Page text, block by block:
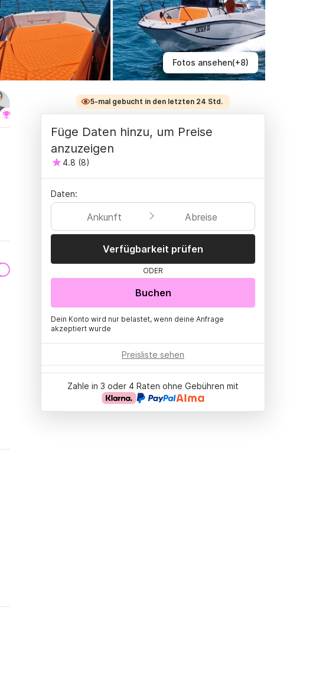
Fotos ansehen(+8)
5-mal gebucht in den letzten 24 Std.
Füge Daten hinzu, um Preise
anzuzeigen
4.8 (8)
Daten:
Ankunft Abreise
Verfügbarkeit prüfen
ODER
Buchen
Dein Konto wird nur belastet, wenn deine Anfrage
akzeptiert wurde
Preisliste sehen
Zahle in 3 oder 4 Raten ohne Gebühren mit